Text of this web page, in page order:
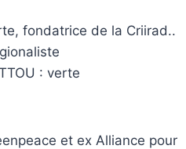
fondatrice de la Criirad..
: verte
et ex Alliance pour